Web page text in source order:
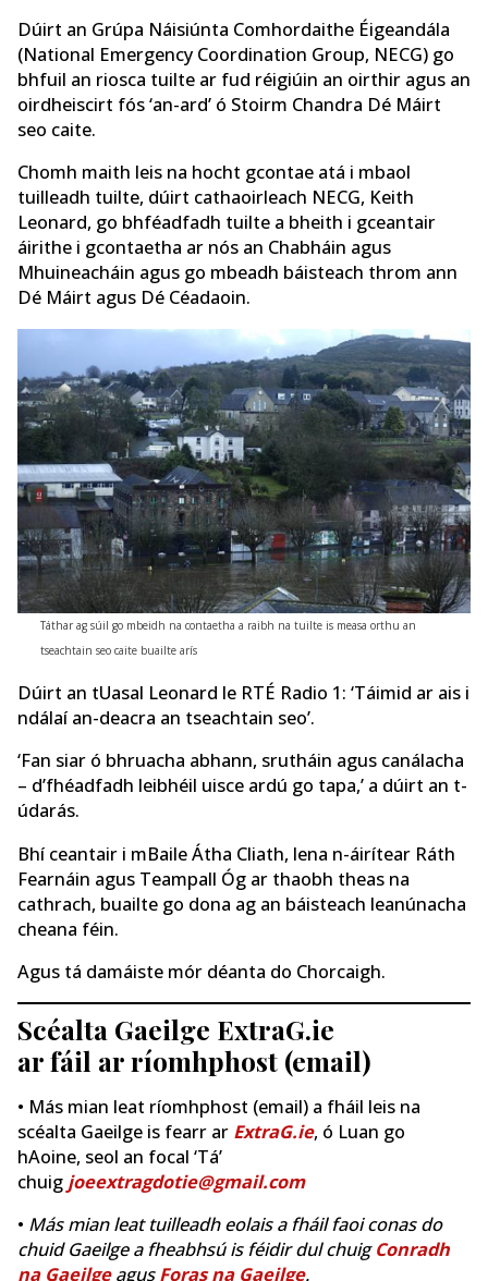
Dúirt an Grúpa Náisiúnta Comhordaithe Éigeandála
(National Emergency Coordination Group, NECG) go
bhfuil an riosca tuilte ar fud réigiúin an oirthir agus an
oirdheiscirt fós ‘an-ard’ ó Stoirm Chandra Dé Máirt
seo caite.
Chomh maith leis na hocht gcontae atá i mbaol
tuilleadh tuilte, dúirt cathaoirleach NECG, Keith
Leonard, go bhféadfadh tuilte a bheith i gceantair
áirithe i gcontaetha ar nós an Chabháin agus
Mhuineacháin agus go mbeadh báisteach throm ann
Dé Máirt agus Dé Céadaoin.
Táthar ag súil go mbeidh na contaetha a raibh na tuilte is measa orthu an
tseachtain seo caite buailte arís
Dúirt an tUasal Leonard le RTÉ Radio 1: ‘Táimid ar ais i
ndálaí an-deacra an tseachtain seo’.
‘Fan siar ó bhruacha abhann, srutháin agus canálacha
– d’fhéadfadh leibhéil uisce ardú go tapa,’ a dúirt an t-
údarás.
Bhí ceantair i mBaile Átha Cliath, lena n-áirítear Ráth
Fearnáin agus Teampall Óg ar thaobh theas na
cathrach, buailte go dona ag an báisteach leanúnacha
cheana féin.
Agus tá damáiste mór déanta do Chorcaigh.
Scéalta Gaeilge ExtraG.ie
ar fáil ar ríomhphost (email)
• Más mian leat ríomhphost (email) a fháil leis na
scéalta Gaeilge is fearr ar ExtraG.ie, ó Luan go
hAoine, seol an focal ‘Tá’
chuig joeextragdotie@gmail.com
• Más mian leat tuilleadh eolais a fháil faoi conas do
chuid Gaeilge a fheabhsú is féidir dul chuigConradh
na GaeilgeagusForas na Gaeilge.